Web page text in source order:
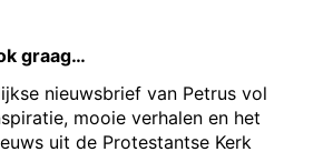
graag…
nieuwsbrief van Petrus vol
mooie verhalen en het
uit de Protestantse Kerk